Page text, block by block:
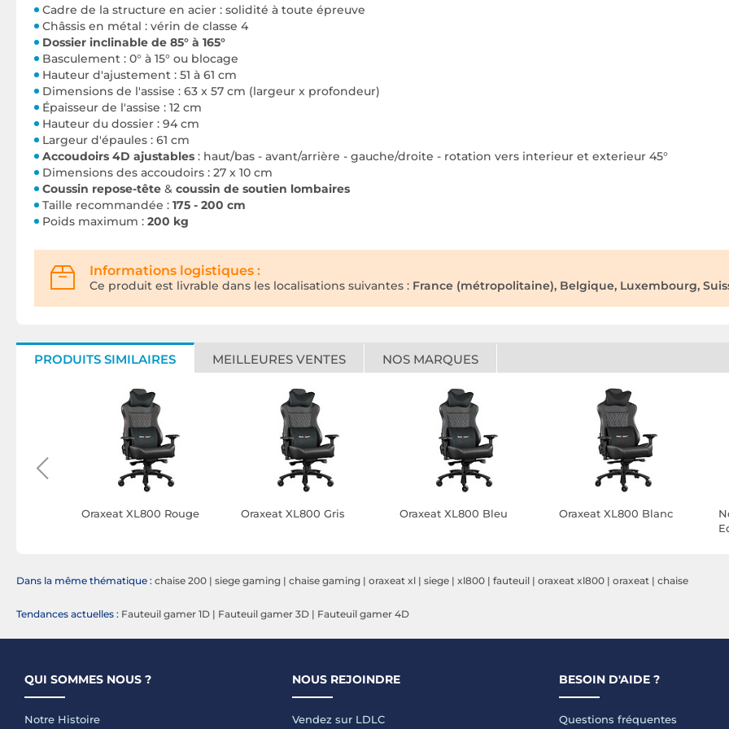
Cadre de la structure en acier : solidité à toute épreuve
Châssis en métal : vérin de classe 4
Dossier inclinable de 85° à 165°
Basculement : 0° à 15° ou blocage
Hauteur d'ajustement : 51 à 61 cm
Dimensions de l'assise : 63 x 57 cm (largeur x profondeur)
Épaisseur de l'assise : 12 cm
Hauteur du dossier : 94 cm
Largeur d'épaules : 61 cm
Accoudoirs 4D ajustables : haut/bas - avant/arrière - gauche/droite - rotation vers interieur et exterieur 45°
Dimensions des accoudoirs : 27 x 10 cm
Coussin repose-tête & coussin de soutien lombaires
Taille recommandée : 175 - 200 cm
Poids maximum : 200 kg
Informations logistiques :
Ce produit est livrable dans les localisations suivantes : France (métropolitaine), Belgique, Luxembourg,
PRODUITS SIMILAIRES MEILLEURES VENTES NOS MARQUES
Oraxeat XL800 Rouge Oraxeat XL800 Gris Oraxeat XL800 Bleu Oraxeat XL800 Blanc
Dans la même thématique : chaise 200 | siege gaming | chaise gaming | oraxeat xl | siege | xl800 | fauteuil | oraxeat xl800 | oraxeat | chaise
Tendances actuelles : Fauteuil gamer 1D | Fauteuil gamer 3D | Fauteuil gamer 4D
QUI SOMMES NOUS ?
Notre Histoire
NOUS REJOINDRE
Vendez sur LDLC
BESOIN D'AIDE ?
Questions fréquentes